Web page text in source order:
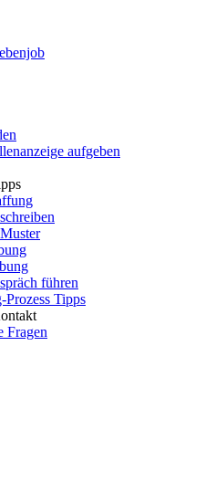
aufgeben
führen
Tipps
Fragen